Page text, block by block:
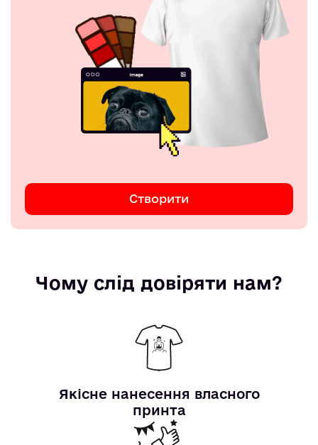
Створити
Чому слід довіряти нам?
Якісне нанесення власного
принта